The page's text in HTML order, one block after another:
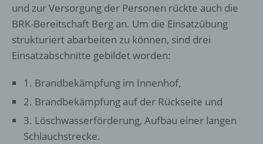
und zur Versorgung der Personen rückte auch die
BRK-Bereitschaft Berg an. Um die Einsatzübung
strukturiert abarbeiten zu können, sind drei
Einsatzabschnitte gebildet worden:
1. Brandbekämpfung im Innenhof,
2. Brandbekämpfung auf der Rückseite und
3. Löschwasserförderung, Aufbau einer langen
Schlauchstrecke.